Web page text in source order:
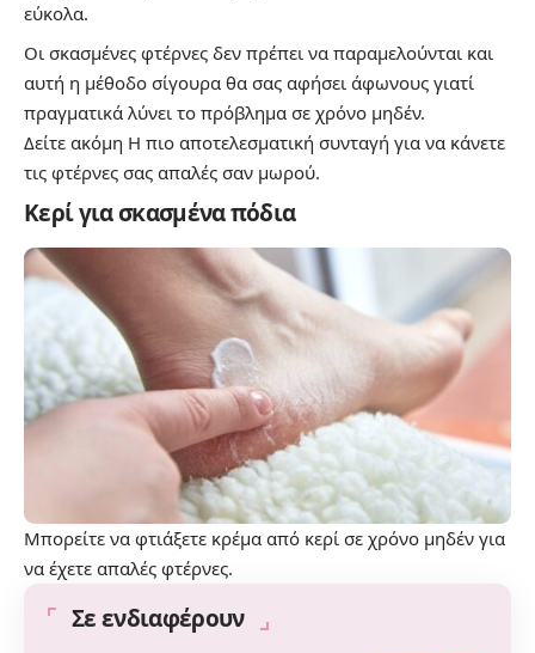
εύκολα.
Οι σκασμένες φτέρνες δεν πρέπει να παραμελούνται και
αυτή η μέθοδο σίγουρα θα σας αφήσει άφωνους γιατί
πραγματικά λύνει το πρόβλημα σε χρόνο μηδέν.
Δείτε ακόμη Η πιο αποτελεσματική συνταγή για να κάνετε
τις φτέρνες σας απαλές σαν μωρού.
Κερί για σκασμένα πόδια
Μπορείτε να φτιάξετε κρέμα από κερί σε χρόνο μηδέν για
να έχετε απαλές φτέρνες.
Σε ενδιαφέρουν